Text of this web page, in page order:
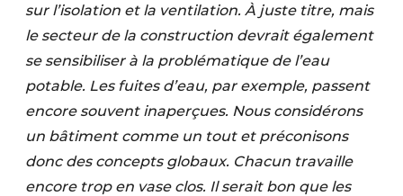
sur l’isolation et la ventilation. À juste titre, mais
le secteur de la construction devrait également
se sensibiliser à la problématique de l’eau
potable. Les fuites d’eau, par exemple, passent
encore souvent inaperçues. Nous considérons
un bâtiment comme un tout et préconisons
donc des concepts globaux. Chacun travaille
encore trop en vase clos. Il serait bon que les